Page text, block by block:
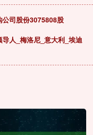
司股份3075808股
人_梅洛尼_意大利_埃迪